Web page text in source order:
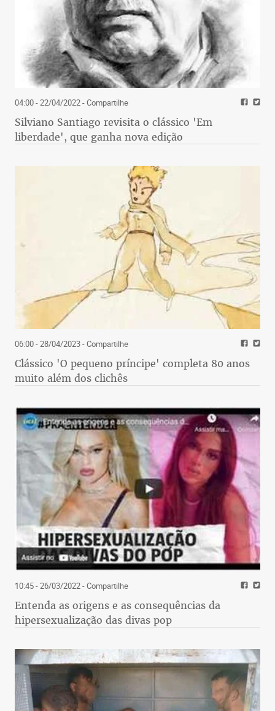
04:00 - 22/04/2022- Compartilhe
Silviano Santiago revisita o clássico 'Em
liberdade', que ganha nova edição
06:00 - 28/04/2023- Compartilhe
Clássico 'O pequeno príncipe' completa 80 anos
muito além dos clichês
10:45 - 26/03/2022- Compartilhe
Entenda as origens e as consequências da
hipersexualização das divas pop